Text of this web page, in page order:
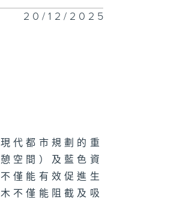
20/12/2025
代都市規劃的重
空間）及藍色資
僅能有效促進生
不僅能阻截及吸